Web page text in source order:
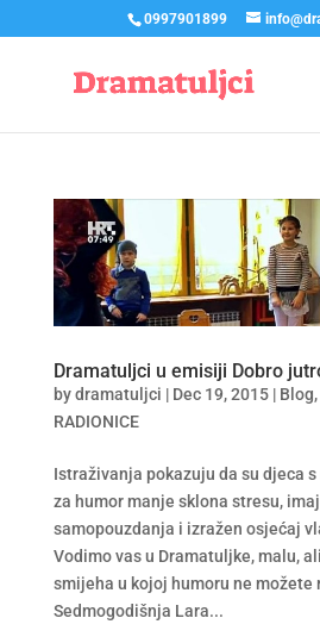
0997901899
Dramatuljci u emisiji Dobro
bydramatuljci | Dec 19, 2015| Blog,
RADIONICE
Istraživanja pokazuju da su djeca
za humor manje sklona stresu,
samopouzdanja i izražen osjećaj
Vodimo vas u Dramatuljke, malu,
smijeha u kojoj humoru ne možete
Sedmogodišnja Lara...